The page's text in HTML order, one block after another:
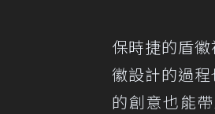
保時捷的盾
徽設計的過
的創意也能